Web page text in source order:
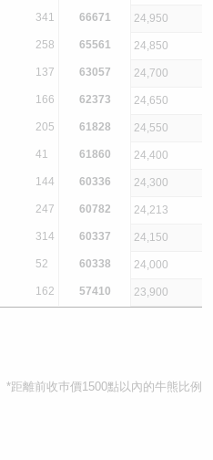
341 66671 24,950
258 65561 24,850
137 63057 24,700
166 62373 24,650
205 61828 24,550
41 61860 24,400
144 60336 24,300
247 60782 24,213
314 60337 24,150
52 60338 24,000
162 57410 23,900
*距離前收巿價1500點以內的牛熊比例